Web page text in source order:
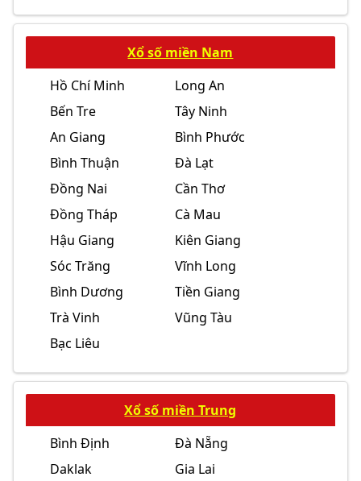
Xổ số miền Nam
Hồ Chí Minh
Long An
Bến Tre
Tây Ninh
An Giang
Bình Phước
Bình Thuận
Đà Lạt
Đồng Nai
Cần Thơ
Đồng Tháp
Cà Mau
Hậu Giang
Kiên Giang
Sóc Trăng
Vĩnh Long
Bình Dương
Tiền Giang
Trà Vinh
Vũng Tàu
Bạc Liêu
Xổ số miền Trung
Bình Định
Đà Nẵng
Daklak
Gia Lai